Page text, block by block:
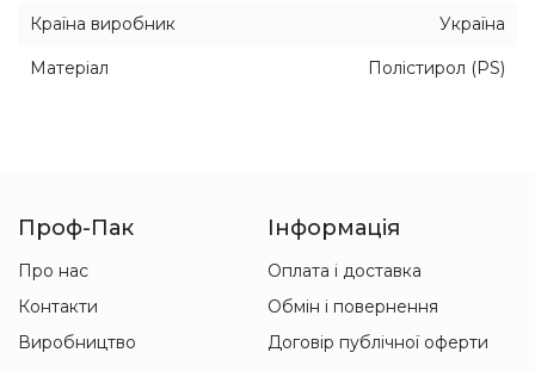
Країна виробник Україна
Матеріал Полістирол (PS)
Проф-Пак
Про нас
Контакти
Виробництво
Інформація
Оплата і доставка
Обмін і повернення
Договір публічної оферти